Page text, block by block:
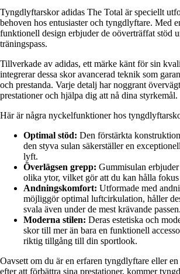
Tyngdlyftarskor adidas The Total är speciellt
behoven hos entusiaster och tyngdlyftare. Med
funktionell design erbjuder de oöverträffat stöd
träningspass.
Tillverkade av adidas, ett märke känt för sin
integrerar dessa skor avancerad teknik som
och prestanda. Varje detalj har noggrant
prestationer och hjälpa dig att nå dina styrkemål.
Här är några nyckelfunktioner hos
Optimal stöd: Den förstärkta
den styva sulan säkerställer en
lyft.
Överlägsen grepp: Gummisulan
olika ytor, vilket gör att du kan hålla
Andningskomfort: Utformade med
möjliggör optimal luftcirkulation, håller
svala även under de mest krävande passen.
Moderna stilen: Deras estetiska och
skor till mer än bara en funktionell
riktig tillgång till din sportlook.
Oavsett om du är en erfaren tyngdlyftare eller
efter att förbättra sina prestationer, kommer